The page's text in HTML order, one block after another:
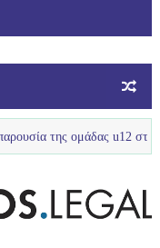
u12 στο τουρνουά με